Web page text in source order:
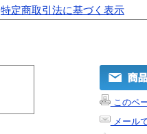
特定商取引法に基づく表示
このペ
メール